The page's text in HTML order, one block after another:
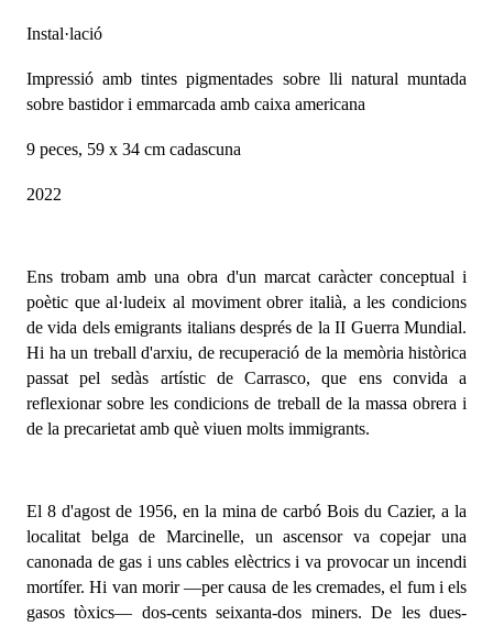
Instal·lació
Impressió amb tintes pigmentades sobre lli natural muntada
sobre bastidor i emmarcada amb caixa americana
9 peces, 59 x 34 cm cadascuna
2022
Ens trobam amb una obra d'un marcat caràcter conceptuali
poètic que al·ludeix al moviment obrer italià, a les condicions
de vida dels emigrants italians després de la II Guerra Mundial.
Hi ha un treball d'arxiu, de recuperació de la memòria històrica
passat pel sedàs artístic de Carrasco, que ens convida a
reflexionar sobre les condicions de treball de la massa obrera i
de la precarietat amb què viuen molts immigrants.
El 8 d'agost de 1956, en la mina de carbó Bois du Cazier, a la
localitat belga de Marcinelle, un ascensor va copejar una
canonada de gas i uns cables elèctrics i va provocar un incendi
mortífer. Hi van morir —per causa de les cremades, el fum i els
gasos tòxics— dos-cents seixanta-dos miners. De les dues-